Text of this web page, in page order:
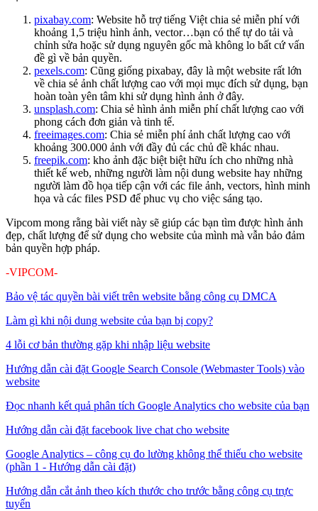
pixabay.com: Website hỗ trợ tiếng Việt chia sẻ miễn phí với
khoảng 1,5 triệu hình ảnh, vector…bạn có thể tự do tải và
chỉnh sửa hoặc sử dụng nguyên gốc mà không lo bất cứ vấn
đề gì về bản quyền.
pexels.com: Cũng giống pixabay, đây là một website rất lớn
về chia sẻ ảnh chất lượng cao với mọi mục đích sử dụng, bạn
hoàn toàn yên tâm khi sử dụng hình ảnh ở đây.
unsplash.com: Chia sẻ hình ảnh miễn phí chất lượng cao với
phong cách đơn giản và tinh tế.
freeimages.com: Chia sẻ miễn phí ảnh chất lượng cao với
khoảng 300.000 ảnh với đầy đủ các chủ đề khác nhau.
freepik.com: kho ảnh đặc biệt biệt hữu ích cho những nhà
thiết kế web, những người làm nội dung website hay những
người làm đồ họa tiếp cận với các file ảnh, vectors, hình minh
họa và các files PSD để phuc vụ cho việc sáng tạo.
Vipcom mong rằng bài viết này sẽ giúp các bạn tìm được hình ảnh
đẹp, chất lượng để sử dụng cho website của mình mà vẫn bảo đảm
bản quyền hợp pháp.
-VIPCOM-
Bảo vệ tác quyền bài viết trên website bằng công cụ DMCA
Làm gì khi nội dung website của bạn bị copy?
4 lỗi cơ bản thường gặp khi nhập liệu website
Hướng dẫn cài đặt Google Search Console (Webmaster Tools) vào
website
Đọc nhanh kết quả phân tích Google Analytics cho website của bạn
Hướng dẫn cài đặt facebook live chat cho website
Google Analytics – công cụ đo lường không thể thiếu cho website
(phần 1 - Hướng dẫn cài đặt)
Hướng dẫn cắt ảnh theo kích thước cho trước bằng công cụ trực
tuyến